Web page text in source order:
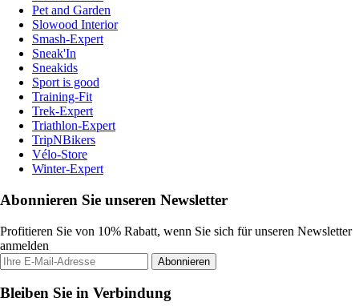
Pet and Garden
Slowood Interior
Smash-Expert
Sneak'In
Sneakids
Sport is good
Training-Fit
Trek-Expert
Triathlon-Expert
TripNBikers
Vélo-Store
Winter-Expert
Abonnieren Sie unseren Newsletter
Profitieren Sie von 10% Rabatt, wenn Sie sich für unseren Newsletter
anmelden
Abonnieren
Bleiben Sie in Verbindung